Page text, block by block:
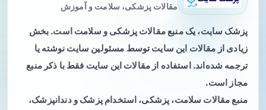
مقالات پزشکی، سلامت و آموزش
پزشک سایت، یک منبع مقالات پزشکی و سلامت است. بخش
زیادی از مقالات این سایت توسط مسئولین سایت نوشته یا
ترجمه شده‌اند. استفاده از مقالات این سایت فقط با ذکر منبع
مجاز است.
منبع مقالات سلامت، پزشکی، استخدام پزشک و دندانپزشک،